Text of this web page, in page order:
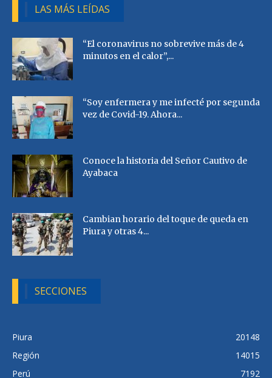
LAS MÁS LEÍDAS
“El coronavirus no sobrevive más de 4
minutos en el calor”,...
“Soy enfermera y me infecté por segunda
vez de Covid-19. Ahora...
Conoce la historia del Señor Cautivo de
Ayabaca
Cambian horario del toque de queda en
Piura y otras 4...
SECCIONES
Piura
20148
Región
14015
Perú
7192